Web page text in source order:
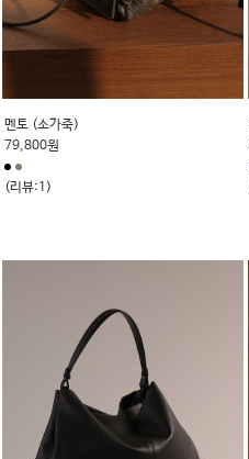
멘토 (소가죽)
79,800원
(리뷰:1)